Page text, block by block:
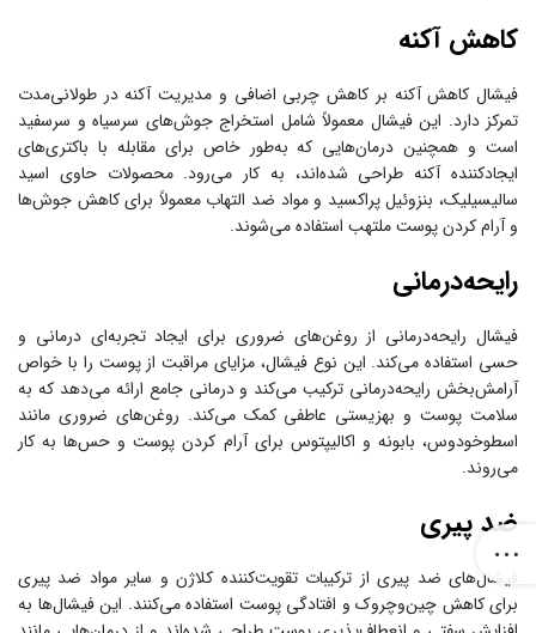
کاهش آکنه
فیشال کاهش آکنه بر کاهش چربی اضافی و مدیریت آکنه در طولانی‌مدت
تمرکز دارد. این فیشال معمولاً شامل استخراج جوش‌های سرسیاه و سرسفید
است و همچنین درمان‌هایی که به‌طور خاص برای مقابله با باکتری‌های
ایجادکننده آکنه طراحی شده‌اند، به کار می‌رود. محصولات حاوی اسید
سالیسیلیک، بنزوئیل پراکسید و مواد ضد التهاب معمولاً برای کاهش جوش‌ها
و آرام کردن پوست ملتهب استفاده می‌شوند.
رایحه‌درمانی
فیشال رایحه‌درمانی از روغن‌های ضروری برای ایجاد تجربه‌ای درمانی و
حسی استفاده می‌کند. این نوع فیشال، مزایای مراقبت از پوست را با خواص
آرامش‌بخش رایحه‌درمانی ترکیب می‌کند و درمانی جامع ارائه می‌دهد که به
سلامت پوست و بهزیستی عاطفی کمک می‌کند. روغن‌های ضروری مانند
اسطوخودوس، بابونه و اکالیپتوس برای آرام کردن پوست و حس‌ها به کار
می‌روند.
ضد پیری
فیشال‌های ضد پیری از ترکیبات تقویت‌کننده کلاژن و سایر مواد ضد پیری
برای کاهش چین‌وچروک و افتادگی پوست استفاده می‌کنند. این فیشال‌ها به